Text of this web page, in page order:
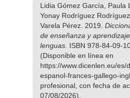
Lidia Gómez García, Paula
Yonay Rodríguez
Varela Pérez. 2019.
de enseñanza y
lenguas. ISBN 978-84-09-
(Disponible en línea en
https://www.dicenlen.eu/
espanol-frances-gallego-
profesional, con fecha de
07/08/2026).